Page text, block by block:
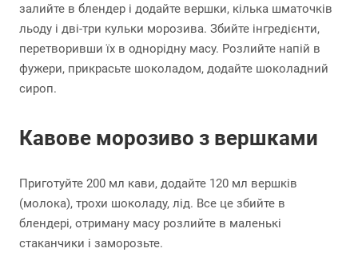
залийте в блендер і додайте вершки, кілька шматочків
льоду і дві-три кульки морозива. Збийте інгредієнти,
перетворивши їх в однорідну масу. Розлийте напій в
фужери, прикрасьте шоколадом, додайте шоколадний
сироп.
Кавове морозиво з вершками
Приготуйте 200 мл кави, додайте 120 мл вершків
(молока), трохи шоколаду, лід. Все це збийте в
блендері, отриману масу розлийте в маленькі
стаканчики і заморозьте.